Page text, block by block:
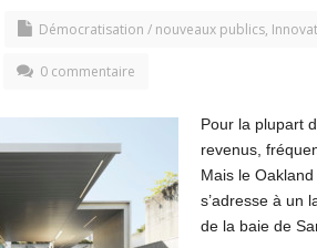
Démocratisation / nouveaux publics,
0 commentaire
Pour la plupart
revenus,
Mais le
s’adresse à un
de la baie de